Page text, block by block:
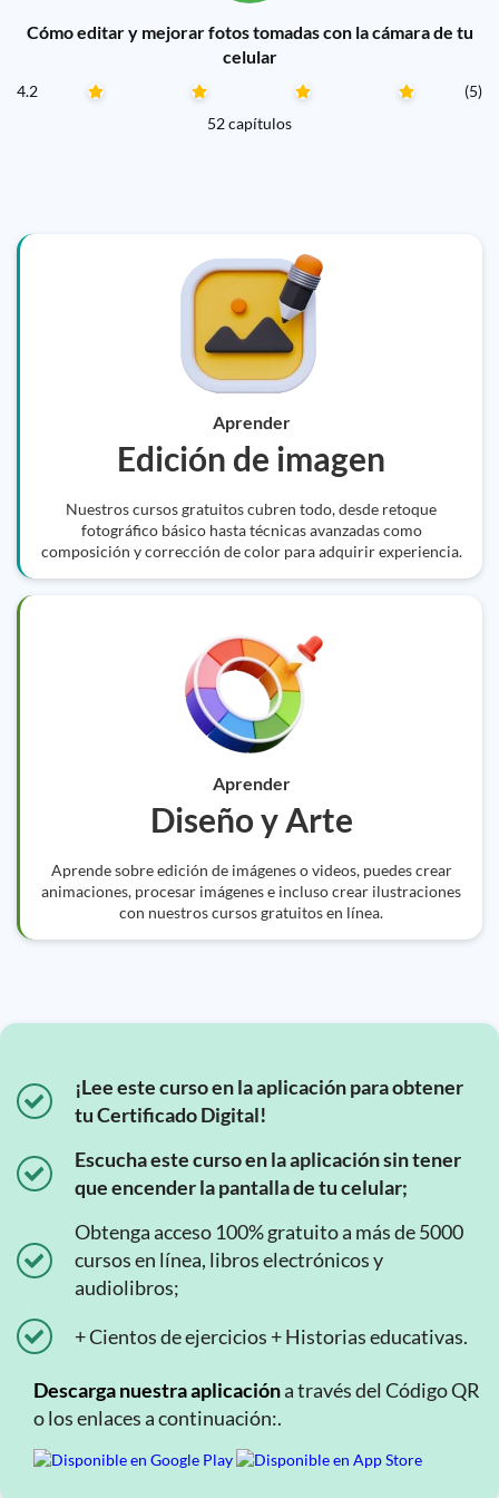
Cómo editar y mejorar fotos tomadas con la cámara de tu
celular
4.2
(5)
52 capítulos
Aprender
Edición de imagen
Nuestros cursos gratuitos cubren todo, desde retoque
fotográfico básico hasta técnicas avanzadas como
composición y corrección de color para adquirir experiencia.
Aprender
Diseño y Arte
Aprende sobre edición de imágenes o videos, puedes crear
animaciones, procesar imágenes e incluso crear ilustraciones
con nuestros cursos gratuitos en línea.
¡Lee este curso en la aplicación para obtener
tu Certificado Digital!
Escucha este curso en la aplicación sin tener
que encender la pantalla de tu celular;
Obtenga acceso 100% gratuito a más de 5000
cursos en línea, libros electrónicos y
audiolibros;
+ Cientos de ejercicios + Historias educativas.
Descarga nuestra aplicacióna través del Código QR
o los enlaces a continuación:.